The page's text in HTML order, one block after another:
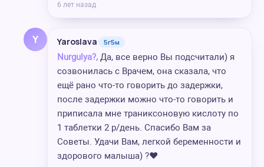
6 лет назад
Y Yaroslava 5г5м
Nurgulya?, Да, все верно Вы подсчитали) я
созвонилась с Врачем, она сказала, что
ещё рано что-то говорить до задержки,
после задержки можно что-то говорить и
приписала мне траниксоновую кислоту по
1 таблетки 2 р/день. Спасибо Вам за
Советы. Удачи Вам, легкой беременности и
здорового малыша) ?❤️